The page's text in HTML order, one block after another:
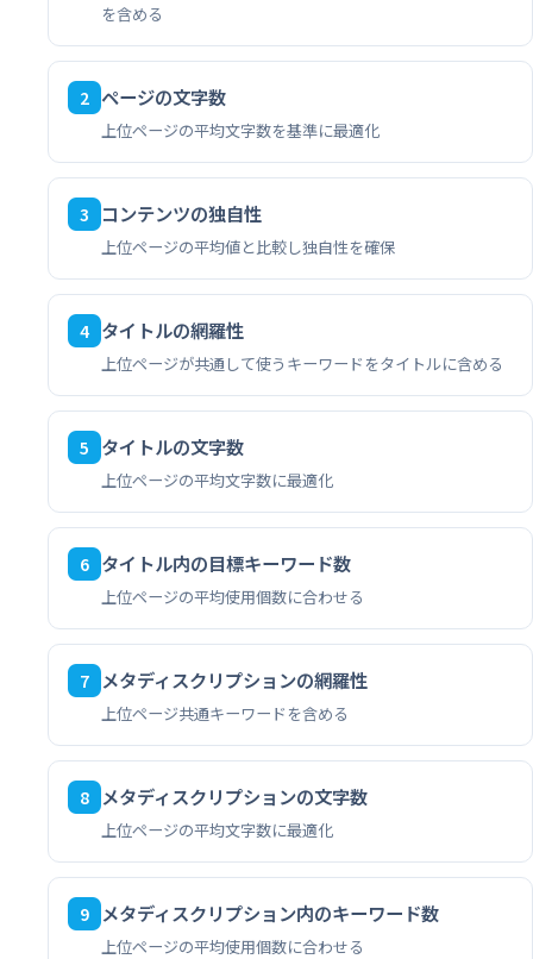
を含める
2 ページの文字数
上位ページの平均文字数を基準に最適化
3 コンテンツの独自性
上位ページの平均値と比較し独自性を確保
4 タイトルの網羅性
上位ページが共通して使うキーワードをタイトルに含める
5 タイトルの文字数
上位ページの平均文字数に最適化
6 タイトル内の目標キーワード数
上位ページの平均使用個数に合わせる
7 メタディスクリプションの網羅性
上位ページ共通キーワードを含める
8 メタディスクリプションの文字数
上位ページの平均文字数に最適化
9 メタディスクリプション内のキーワード数
上位ページの平均使用個数に合わせる